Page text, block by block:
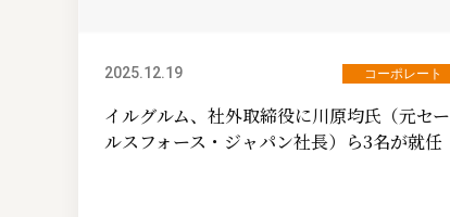
2025.12.19 コーポレート
イルグルム、社外取締役に川原均氏（元セー
ルスフォース・ジャパン社長）ら3名が就任